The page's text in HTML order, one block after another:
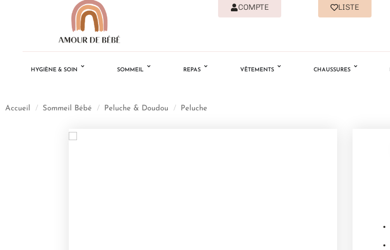
COMPTE LISTE
HYGIÈNE & SOIN SOMMEIL REPAS VÊTEMENTS CHAUSSURES
Accueil / Sommeil Bébé / Peluche & Doudou / Peluche